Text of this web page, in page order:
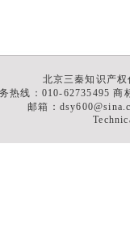
北京三秦知识产
热线：010-62735495 商
邮箱：